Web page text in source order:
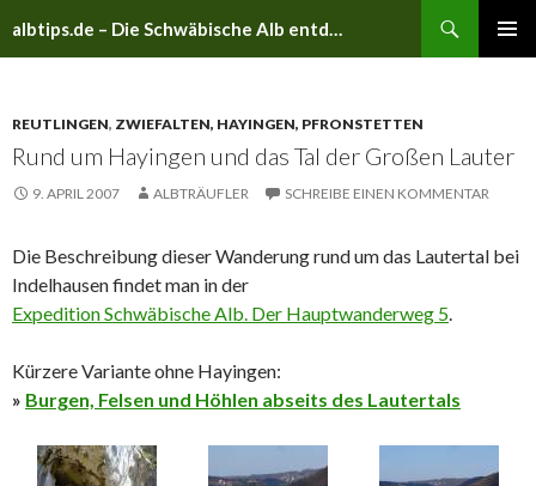
albtips.de – Die Schwäbische Alb entdecken
REUTLINGEN, ZWIEFALTEN, HAYINGEN, PFRONSTETTEN
Rund um Hayingen und das Tal der Großen Lauter
9. APRIL 2007 ALBTRÄUFLER SCHREIBE EINEN KOMMENTAR
Die Beschreibung dieser Wanderung rund um das Lautertal bei
Indelhausen findet man in der
Expedition Schwäbische Alb. Der Hauptwanderweg 5.
Kürzere Variante ohne Hayingen:
» Burgen, Felsen und Höhlen abseits des Lautertals